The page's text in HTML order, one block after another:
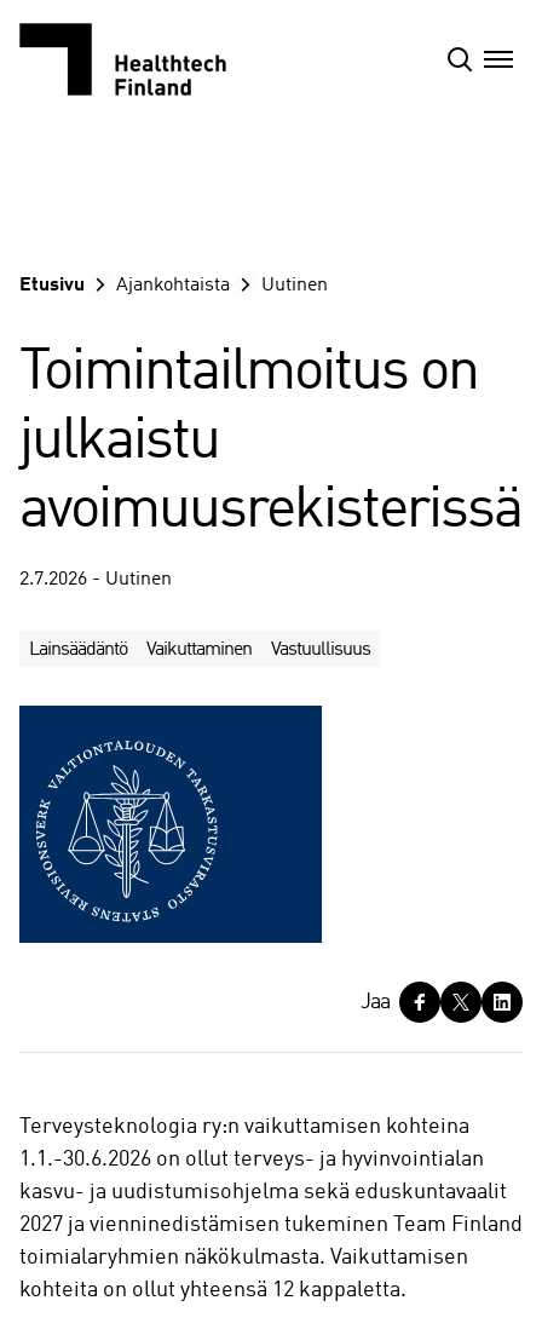
Etusivu Ajankohtaista Uutinen
Toimintailmoitus on
julkaistu
avoimuusrekisterissä
2.7.2026 - Uutinen
Lainsäädäntö Vaikuttaminen Vastuullisuus
a
Jaa
Terveysteknologia ry:n vaikuttamisen kohteina
1.1.-30.6.2026 on ollut terveys- ja hyvinvointialan
kasvu- ja uudistumisohjelma sekä eduskuntavaalit
2027 ja vienninedistämisen tukeminen Team Finland
toimialaryhmien näkökulmasta. Vaikuttamisen
kohteita on ollut yhteensä 12 kappaletta.